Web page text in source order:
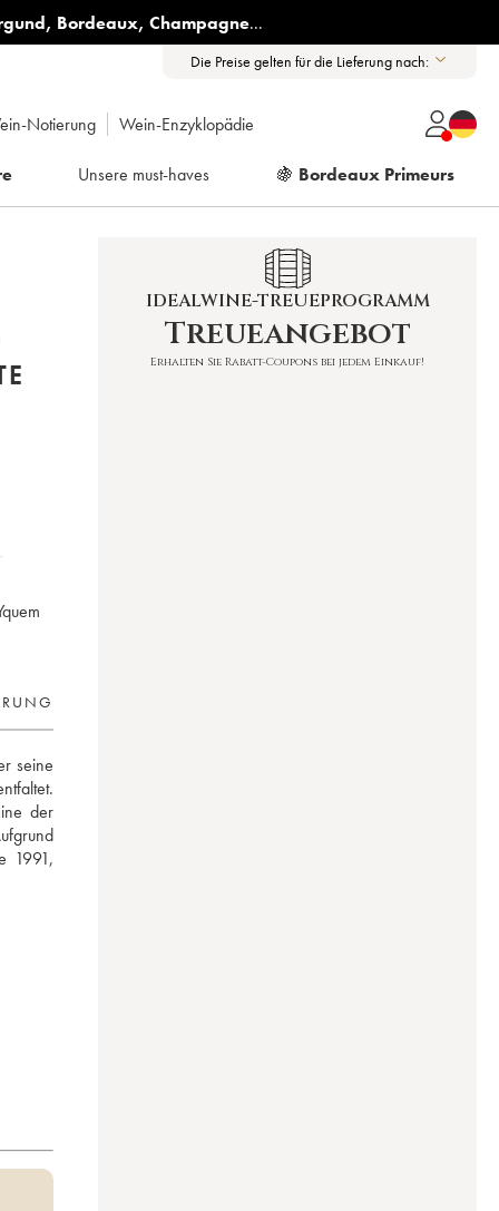
, Bordeaux, Champagne...
Die Preise gelten für die Lieferung nach:
Notierung Wein-Enzyklopädie
Unsere must-haves 🍇 Bordeaux Primeurs
seine
der
1991,
IDEALWINE-TREUEPROGRAMM
Treueangebot
Erhalten Sie Rabatt-Coupons bei jedem Einkauf!